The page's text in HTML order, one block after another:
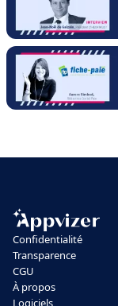
Confidentialité
Transparence
CGU
À propos
Logiciels